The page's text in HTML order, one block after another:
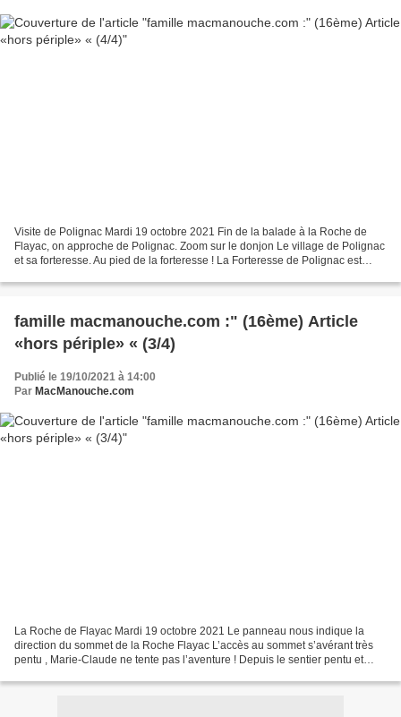
Visite de Polignac Mardi 19 octobre 2021 Fin de la balade à la Roche de
Flayac, on approche de Polignac. Zoom sur le donjon Le village de Polignac
et sa forteresse. Au pied de la forteresse ! La Forteresse de Polignac est
famille macmanouche.com :" (16ème) Article
«hors périple» « (3/4)
Publié le 19/10/2021 à 14:00
Par MacManouche.com
La Roche de Flayac Mardi 19 octobre 2021 Le panneau nous indique la
direction du sommet de la Roche Flayac L’accès au sommet s’avérant très
pentu , Marie-Claude ne tente pas l’aventure ! Depuis le sentier pentu et